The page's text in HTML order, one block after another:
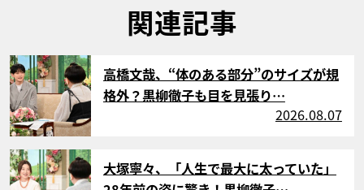
関連記事
サムネイル
高橋文哉、“体のある部分”のサイズが規
格外？黒柳徹子も目を見張り…
2026.08.07
サムネイル
大塚寧々、「人生で最大に太っていた」